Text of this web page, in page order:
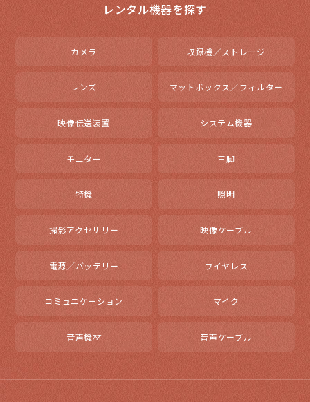
レンタル機器を探す
カメラ 収録機／ストレージ
レンズ マットボックス／フィルター
映像伝送装置 システム機器
モニター 三脚
特機 照明
撮影アクセサリー 映像ケーブル
電源／バッテリー ワイヤレス
コミュニケーション マイク
音声機材 音声ケーブル